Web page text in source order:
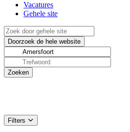
Vacatures
Gehele site
Filters